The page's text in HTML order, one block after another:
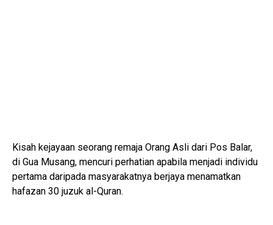
Kisah kejayaan seorang remaja Orang Asli dari Pos Balar,
di Gua Musang, mencuri perhatian apabila menjadi individu
pertama daripada masyarakatnya berjaya menamatkan
hafazan 30 juzuk al-Quran.